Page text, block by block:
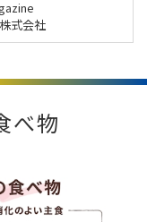
式会社
べ物